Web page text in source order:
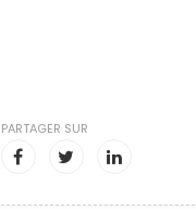
PARTAGER SUR